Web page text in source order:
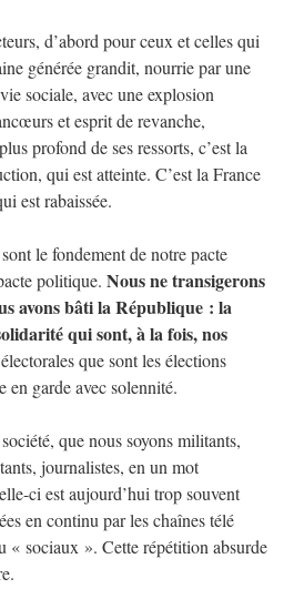
d’abord pour ceux et celles qui
générée grandit, nourrie par une
sociale, avec une explosion
et esprit de revanche,
profond de ses ressorts, c’est la
qui est atteinte. C’est la France
est rabaissée.
le fondement de notre pacte
politique. Nous ne transigerons
avons bâti la République : la
qui sont, à la fois, nos
que sont les élections
en garde avec solennité.
que nous soyons militants,
journalistes, en un mot
ci est aujourd’hui trop souvent
en continu par les chaînes télé
« sociaux ». Cette répétition absurde